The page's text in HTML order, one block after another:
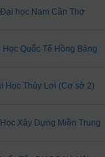
học Nam Cần Thơ
Quốc Tế Hồng Bàng
Học Thủy Lợi (Cơ sở 2)
Xây Dựng Miền Trung